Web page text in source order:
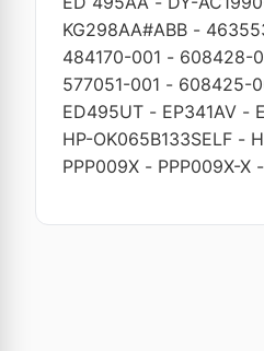
KG298AA#ABB -
484170-001 - 608428-
577051-001 - 608425-
ED495UT - EP341AV -
HP-OK065B133SELF -
PPP009X - PPP009X-X -